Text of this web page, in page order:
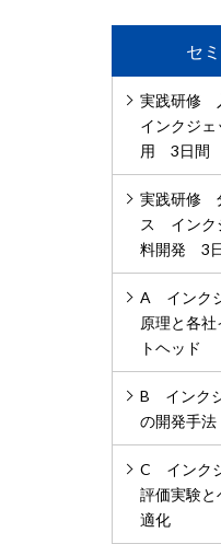
セ
実践研修
インクジ
用 3日間
実践研修
ス インク
料開発 3
A インク
原理と各
トヘッド
B インク
の開発手法
C インク
評価実験
適化